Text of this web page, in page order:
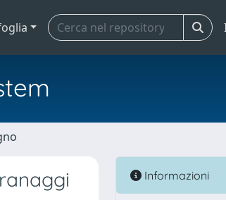
Informazioni